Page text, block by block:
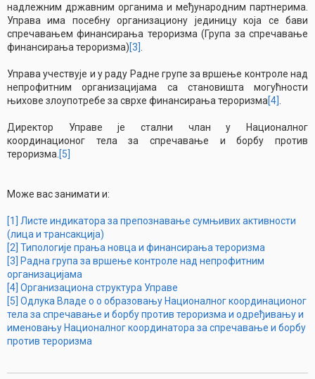
надлежним државним органима и међународним партнерима.
Управа има посебну организациону јединицу која се бави
спречавањем финансирања тероризма (Група за спречавање
финансирања тероризма)[3]
Управа учествује и у раду Радне групе за вршење контроле над
непрофитним организацијама са становишта могућности
њихове злоупотребе за сврхе финансирања тероризма[4]
Директор Управе је стални члан у Националног
координационог тела за спречавање и борбу против
тероризма. [5]
Може вас занимати и:
[1] Листе индикатора за препознавање сумњивих активности
(лица и трансакција)
[2] Типологије прања новца и финансирања тероризма
[3] Радна група за вршење контроле над непрофитним
организацијама
[4] Организациона структура Управе
[5] Одлука Владе о о образовању Националног координационог
тела за спречавање и борбу против тероризма и одређивању и
именовању Националног координатора за спречавање и борбу
против тероризма